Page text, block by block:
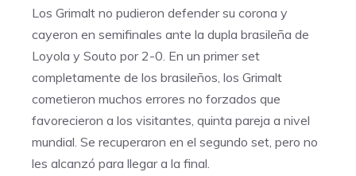
Los Grimalt no pudieron defender su corona y
cayeron en semifinales ante la dupla brasileña de
Loyola y Souto por 2-0. En un primer set
completamente de los brasileños, los Grimalt
cometieron muchos errores no forzados que
favorecieron a los visitantes, quinta pareja a nivel
mundial. Se recuperaron en el segundo set, pero no
les alcanzó para llegar a la final.